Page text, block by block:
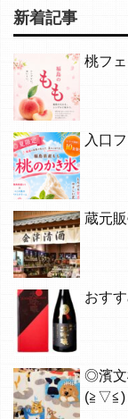
新着記事
桃フ
入口
蔵元
おす
◎濱文
(≧▽≦)